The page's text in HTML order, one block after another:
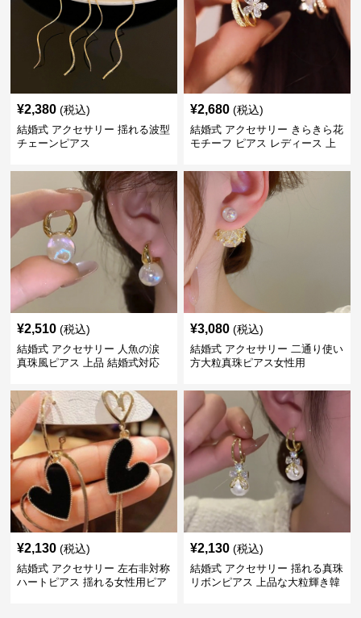
¥2,380 (税込)
結婚式 アクセサリー 揺れる波型
チェーンピアス
¥2,680 (税込)
結婚式 アクセサリー きらきら花
モチーフ ピアス レディース 上
¥2,510 (税込)
結婚式 アクセサリー 人魚の涙
真珠風ピアス 上品 結婚式対応
¥3,080 (税込)
結婚式 アクセサリー 二通り使い
方大粒真珠ピアス女性用
¥2,130 (税込)
結婚式 アクセサリー 左右非対称
ハートピアス 揺れる女性用ピア
¥2,130 (税込)
結婚式 アクセサリー 揺れる真珠
リボンピアス 上品な大粒輝き韓